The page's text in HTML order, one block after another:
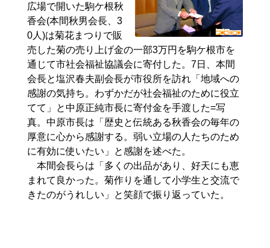
広場で開いた駒ケ根秋
香会(本間秋男会長、3
0人)は菊花まつりで販
売した菊の売り上げ金の一部3万円を駒ケ根市を
通じて市社会福祉協議会に寄付した。7日、本間
会長と塩沢春夫副会長が市役所を訪れ「地域への
感謝の気持ち。わずかだが社会福祉のために役立
てて」と中原正純市長に寄付金を手渡した=写
真。中原市長は「歴史と伝統ある秋香会の毎年の
厚意に心から感謝する。弱い立場の人たちのため
に有効に使いたい」と感謝を述べた。
本間会長らは「多くの出品があり、好天にも恵
まれて良かった。菊作りを通して小学生と交流で
きたのがうれしい」と笑顔で振り返っていた。